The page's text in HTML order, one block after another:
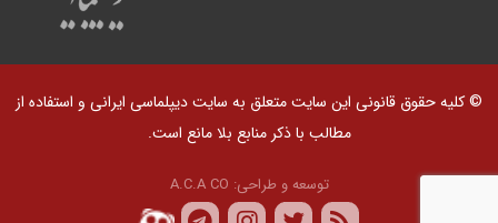
© کلیه حقوق قانونی این سایت متعلق به سایت دیپلماسی ایرانی و استفاده از
مطالب با ذکر منابع بلا مانع است.
توسعه و طراحی: A.C.A CO